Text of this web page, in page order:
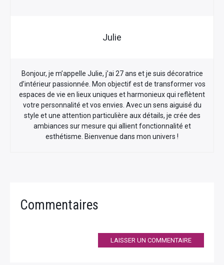
Julie
Bonjour, je m’appelle Julie, j’ai 27 ans et je suis décoratrice
d’intérieur passionnée. Mon objectif est de transformer vos
espaces de vie en lieux uniques et harmonieux qui reflètent
votre personnalité et vos envies. Avec un sens aiguisé du
style et une attention particulière aux détails, je crée des
ambiances sur mesure qui allient fonctionnalité et
esthétisme. Bienvenue dans mon univers !
Commentaires
LAISSER UN COMMENTAIRE